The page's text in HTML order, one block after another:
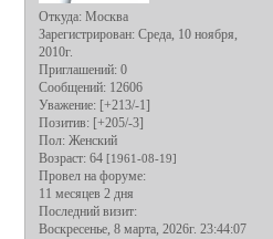
Откуда: Москва
Зарегистрирован: Среда, 10 ноября,
2010г.
Приглашений: 0
Сообщений: 12606
Уважение: [+213/-1]
Позитив: [+205/-3]
Пол: Женский
Возраст: 64 [1961-08-19]
Провел на форуме:
11 месяцев 2 дня
Последний визит:
Воскресенье, 8 марта, 2026г. 23:44:07